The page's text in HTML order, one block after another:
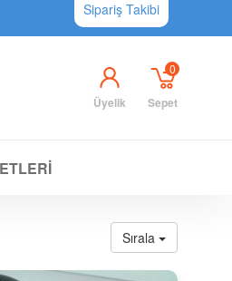
Sipariş Takibi
Üyelik Sepet
0
Sırala